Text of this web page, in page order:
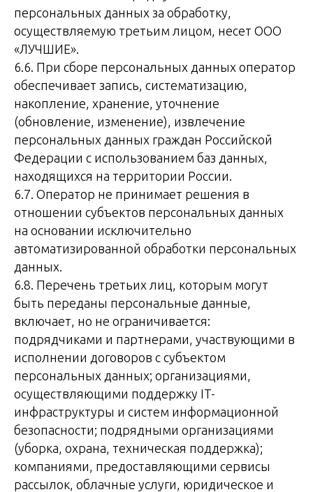
персональных данных за обработку,
осуществляемую третьим лицом, несет ООО
«ЛУЧШИЕ».
6.6. При сборе персональных данных оператор
обеспечивает запись, систематизацию,
накопление, хранение, уточнение
(обновление, изменение), извлечение
персональных данных граждан Российской
Федерации с использованием баз данных,
находящихся на территории России.
6.7. Оператор не принимает решения в
отношении субъектов персональных данных
на основании исключительно
автоматизированной обработки персональных
данных.
6.8. Перечень третьих лиц, которым могут
быть переданы персональные данные,
включает, но не ограничивается:
подрядчиками и партнерами, участвующими в
исполнении договоров с субъектом
персональных данных; организациями,
осуществляющими поддержку IT-
инфраструктуры и систем информационной
безопасности; подрядными организациями
(уборка, охрана, техническая поддержка);
компаниями, предоставляющими сервисы
рассылок, облачные услуги, юридическое и